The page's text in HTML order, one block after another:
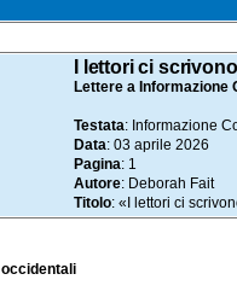
I lettori ci
Lettere a Informazione
Testata: Informazione
Data: 03 aprile 2026
Pagina: 1
Autore: Deborah Fait
Titolo: «I lettori ci